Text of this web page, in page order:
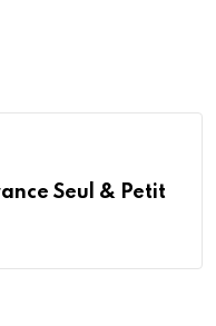
Seul & Petit